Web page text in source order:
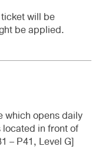
will be
be applied.
which opens daily
in front of
– P41, Level G]